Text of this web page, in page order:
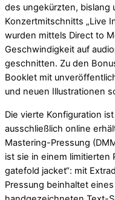
des ungekürzten, bislang
Konzertmitschnitts „Live
wurden mittels Direct to
Geschwindigkeit auf
geschnitten. Zu den
Booklet mit
und neuen Illustrationen
Die vierte Konfiguration
ausschließlich online
Mastering-Pressung
ist sie in einem limitierten
gatefold jacket“: mit
Pressung beinhaltet